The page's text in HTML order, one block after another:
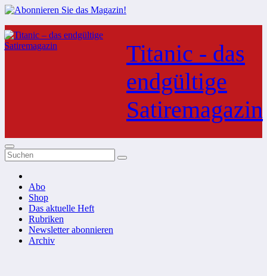
Zum
Inhalt
springen
Titanic - das
endgültige
Satiremagazin
Abo
Shop
Das aktuelle Heft
Rubriken
Newsletter abonnieren
Archiv